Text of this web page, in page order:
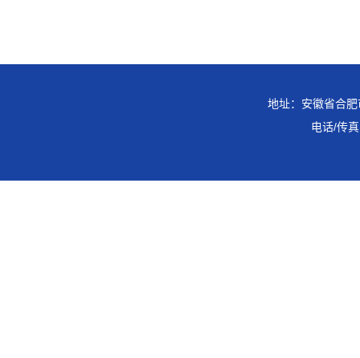
地址：安徽省合
电话/传